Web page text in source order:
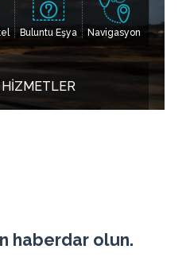
Buluntu Eşya Navigasyon
HİZMETLER
haberdar olun.